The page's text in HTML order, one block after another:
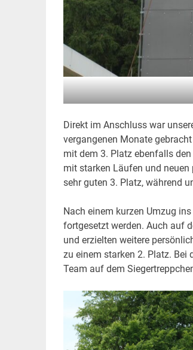
Direkt im Anschluss war
vergangenen Monate
mit dem 3. Platz ebenfalls
mit starken Läufen und neuen
sehr guten 3. Platz, während
Nach einem kurzen Umzug
fortgesetzt werden. Auch auf
und erzielten weitere
zu einem starken 2. Platz. Bei
Team auf dem